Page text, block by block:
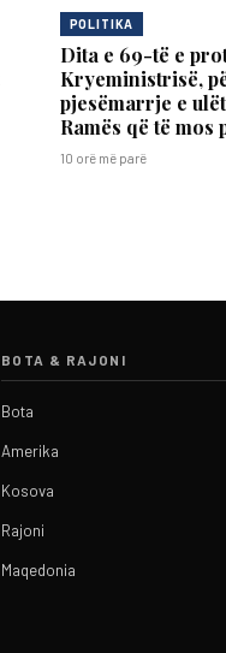
POLITIKA
Dita e 69-të e
Kryeministrisë,
pjesëmarrje e
Ramës që të mos
10 orë më parë
BOTA & RAJONI
Bota
Amerika
Kosova
Rajoni
Maqedonia